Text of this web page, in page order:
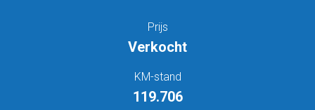
Prijs
Verkocht
KM-stand
119.706